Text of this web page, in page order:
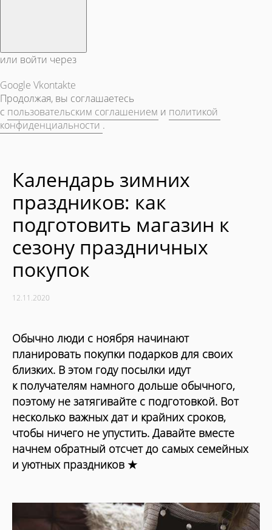
или войти через
Google Vkontakte
Продолжая, вы соглашаетесь
с пользовательским соглашением и политикой
конфиденциальности .
Календарь зимних
праздников: как
подготовить магазин к
сезону праздничных
покупок
12.11.2020
Обычно люди с ноября начинают
планировать покупки подарков для своих
близких. В этом году посылки идут
к получателям намного дольше обычного,
поэтому не затягивайте с подготовкой. Вот
несколько важных дат и крайних сроков,
чтобы ничего не упустить. Давайте вместе
начнем обратный отсчет до самых семейных
и уютных праздников ★